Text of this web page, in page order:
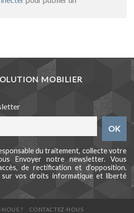
MOBILIER
du traitement, collecte votre
Envoyer notre newsletter. Vous
de rectification et d’opposition.
sur vos droits informatique et liberté
?
CONTACTEZ-NOUS